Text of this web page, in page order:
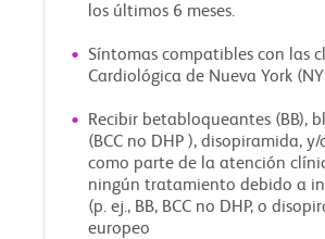
los últimos 6 meses.
Síntomas compatibles con las
Cardiológica de Nueva York
Recibir betabloqueantes (BB),
(BCC no DHP ), disopiramida,
como parte de la atención
ningún tratamiento debido a
(p. ej., BB, BCC no DHP, o
europeo